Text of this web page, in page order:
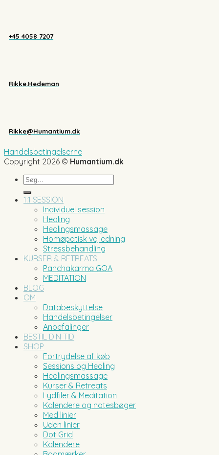
+45 4058 7207
Rikke.Hedeman
Rikke@Humantium.dk
Handelsbetingelserne
Copyright 2026 © Humantium.dk
Søg
efter:
1:1 SESSION
Individuel session
Healing
Healingsmassage
Homøpatisk vejledning
Stressbehandling
KURSER & RETREATS
Panchakarma GOA
MEDITATION
BLOG
OM
Databeskyttelse
Handelsbetingelser
Anbefalinger
BESTIL DIN TID
SHOP
Fortrydelse af køb
Sessions og Healing
Healingsmassage
Kurser & Retreats
Lydfiler & Meditation
Kalendere og notesbøger
Med linier
Uden linier
Dot Grid
Kalendere